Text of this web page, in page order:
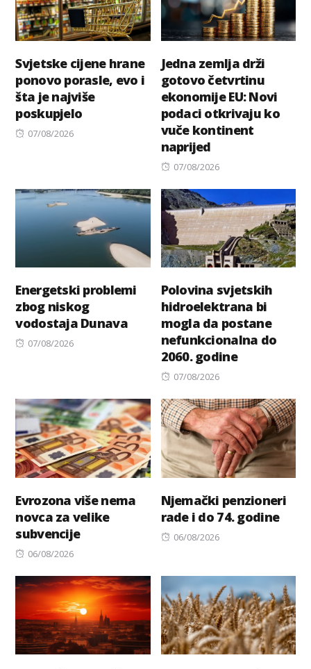
Svjetske cijene hrane
ponovo porasle, evo i
šta je najviše
poskupjelo
Posted
07/08/2026
Jedna zemlja drži
gotovo četvrtinu
ekonomije EU: Novi
podaci otkrivaju ko
vuče kontinent
naprijed
Posted
07/08/2026
Energetski problemi
zbog niskog
vodostaja Dunava
Posted
07/08/2026
Polovina svjetskih
hidroelektrana bi
mogla da postane
nefunkcionalna do
2060. godine
Posted
07/08/2026
Evrozona više nema
novca za velike
subvencije
Posted
06/08/2026
Njemački penzioneri
rade i do 74. godine
Posted
06/08/2026